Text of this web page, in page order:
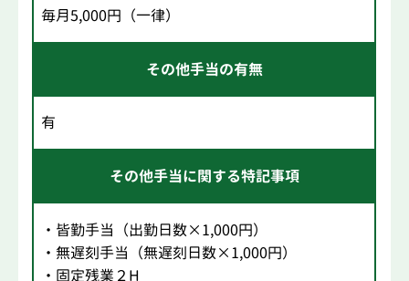
毎月5,000円（一律）
その他手当の有無
有
その他手当に関する特記事項
・皆勤手当（出勤日数×1,000円）
・無遅刻手当（無遅刻日数×1,000円）
・固定残業２H